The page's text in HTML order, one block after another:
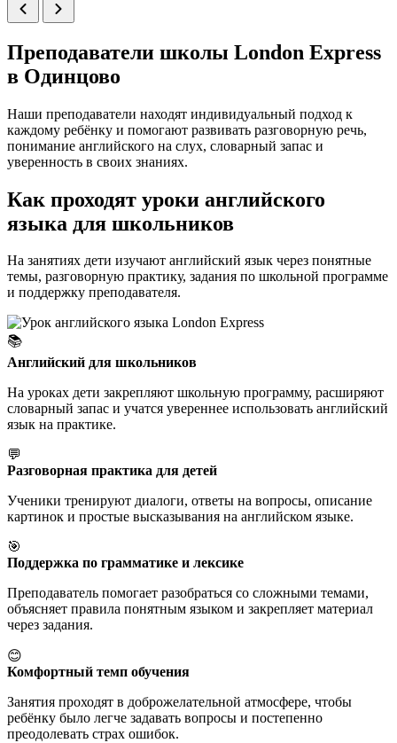
Преподаватели школы London Express
в Одинцово
Наши преподаватели находят индивидуальный подход к
каждому ребёнку и помогают развивать разговорную речь,
понимание английского на слух, словарный запас и
уверенность в своих знаниях.
Как проходят уроки английского
языка для школьников
На занятиях дети изучают английский язык через понятные
темы, разговорную практику, задания по школьной программе
и поддержку преподавателя.
📚
Английский для школьников
На уроках дети закрепляют школьную программу, расширяют
словарный запас и учатся увереннее использовать английский
язык на практике.
💬
Разговорная практика для детей
Ученики тренируют диалоги, ответы на вопросы, описание
картинок и простые высказывания на английском языке.
🎯
Поддержка по грамматике и лексике
Преподаватель помогает разобраться со сложными темами,
объясняет правила понятным языком и закрепляет материал
через задания.
😊
Комфортный темп обучения
Занятия проходят в доброжелательной атмосфере, чтобы
ребёнку было легче задавать вопросы и постепенно
преодолевать страх ошибок.